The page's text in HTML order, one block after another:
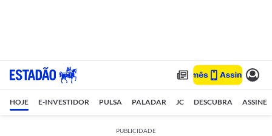
HOJE E-INVESTIDOR PULSA PALADAR JC DESCUBRA ASSINE
PUBLICIDADE